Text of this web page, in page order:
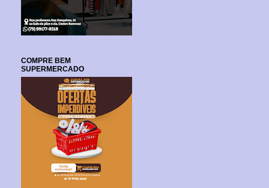
COMPRE BEM
SUPERMERCADO